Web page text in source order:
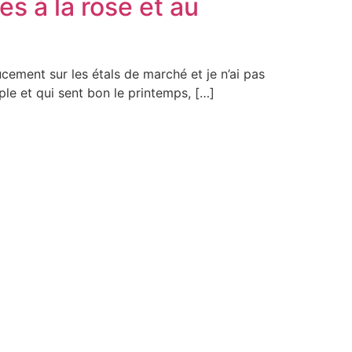
à la rose et au
sur les étals de marché et je n’ai pas
et qui sent bon le printemps, […]